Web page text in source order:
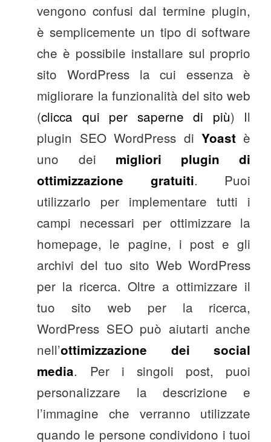
vengono confusi dal termine plugin,
è semplicemente un tipo di software
che è possibile installare sul proprio
sito WordPress la cui essenza è
migliorare la funzionalità del sito web
(clicca qui per saperne di più) Il
plugin SEO WordPress di Yoastè
uno dei migliori plugin di
ottimizzazione gratuiti. Puoi
utilizzarlo per implementare tutti i
campi necessari per ottimizzare la
homepage, le pagine, i post e gli
archivi del tuo sito Web WordPress
per la ricerca. Oltre a ottimizzare il
tuo sito web per la ricerca,
WordPress SEO può aiutarti anche
nell’ottimizzazione dei social
media. Per i singoli post, puoi
personalizzare la descrizione e
l’immagine che verranno utilizzate
quando le persone condividono i tuoi